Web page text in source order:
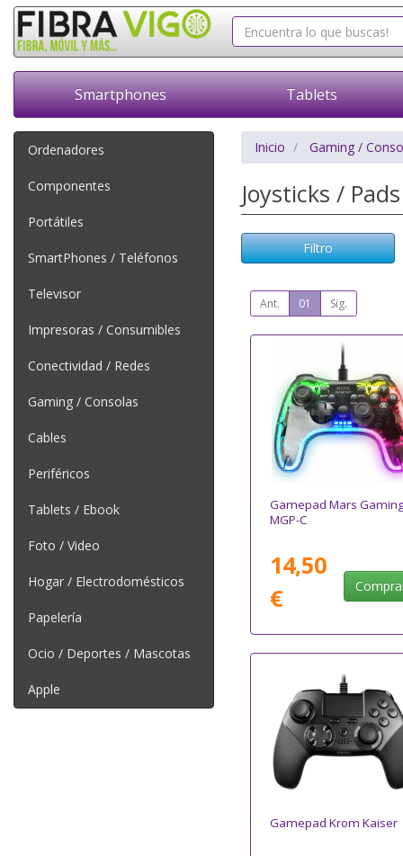
Smartphones Tablets
Ordenadores
Componentes
Portátiles
SmartPhones / Teléfonos
Televisor
Impresoras / Consumibles
Conectividad / Redes
Gaming / Consolas
Cables
Periféricos
Tablets / Ebook
Foto / Video
Hogar / Electrodomésticos
Papelería
Ocio / Deportes / Mascotas
Apple
Inicio Gaming /
Joysticks /
Filtro
Ant. 01 Sig.
Gamepad Mars
MGP-C
14,50
€
Gamepad Krom Kaiser